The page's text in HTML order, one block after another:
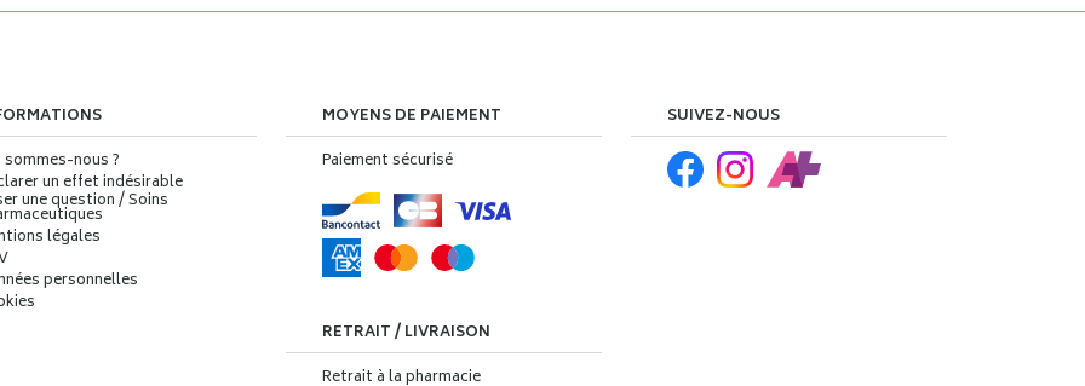
sommes-nous ?
un effet indésirable
une question / Soins
légales
personnelles
MOYENS DE PAIEMENT
Paiement sécurisé
RETRAIT / LIVRAISON
Retrait à la pharmacie
SUIVEZ-NOUS